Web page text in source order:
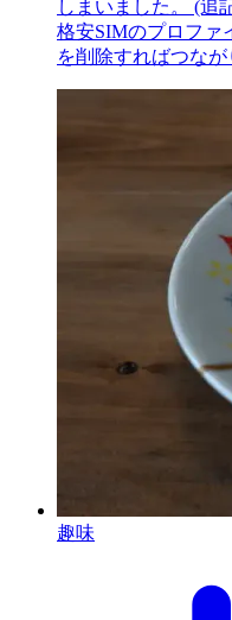
しまいました。 (追
格安SIMのプロファ
を削除すればつなが
趣味